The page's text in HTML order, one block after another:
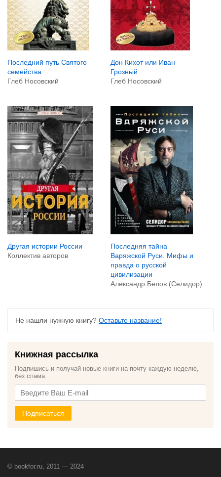
Последний путь Святого
семейства
Глеб Носовский
Дон Кихот или Иван
Грозный
Глеб Носовский
Другая истории России
Коллектив авторов
Последняя тайна
Варяжской Руси. Мифы и
правда о русской
цивилизации
Александр Белов (Селидор)
Не нашли нужную книгу? Оставьте название!
Книжная рассылка
Подпишись и получай новые книги на почту каждую неделю,
без спама.
Подписаться
© bookfor.ru, 2011 — 2024